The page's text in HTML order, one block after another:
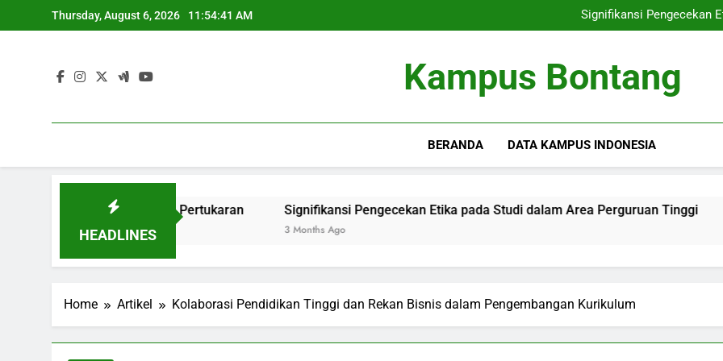
to
Thursday, August 6, 2026 11:54:42 AM
Signifikansi Pengecekan
Terobosan Blended
Signifikansi Pengecekan
Terobosan Blended
Kampus Bontang
BERANDA DATA KAMPUS INDONESIA
HEADLINES
Magang serta Pertukaran Signifikansi Pengecekan Etika pada Studi dalam Area Perguruan Tinggi
Home Artikel Kolaborasi Pendidikan Tinggi dan Rekan Bisnis dalam Pengembangan Kurikulum